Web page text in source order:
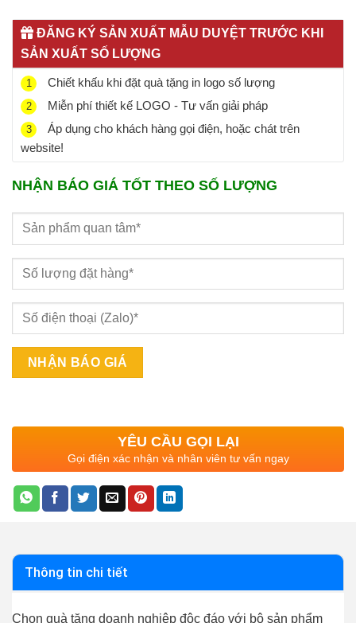
ĐĂNG KÝ SẢN XUẤT MẪU DUYỆT TRƯỚC KHI
SẢN XUẤT SỐ LƯỢNG
1 Chiết khấu khi đặt quà tặng in logo số lượng
2 Miễn phí thiết kế LOGO - Tư vấn giải pháp
3
Áp dụng cho khách hàng gọi điện, hoặc chát trên
website!
NHẬN BÁO GIÁ TỐT THEO SỐ LƯỢNG
YÊU CẦU GỌI LẠI
Gọi điện xác nhận và nhân viên tư vấn ngay
Thông tin chi tiết
Chọn quà tặng doanh nghiệp độc đáo với bộ sản phẩm